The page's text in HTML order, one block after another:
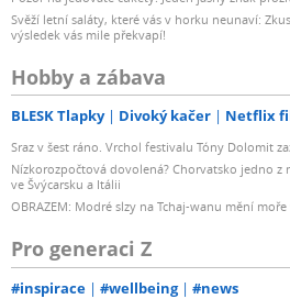
Svěží letní saláty, které vás v horku neunaví:
výsledek vás mile překvapí!
Hobby a zábava
BLESK Tlapky Divoký kačer Netflix
Sraz v šest ráno. Vrchol festivalu Tóny Dolomit
Nízkorozpočtová dovolená? Chorvatsko jedno z
ve Švýcarsku a Itálii
OBRAZEM: Modré slzy na Tchaj-wanu mění
Pro generaci Z
#inspirace #wellbeing #news